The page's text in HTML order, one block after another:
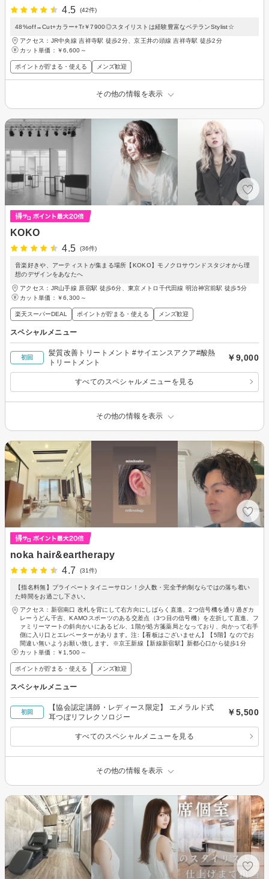
4.5
(42件)
48%off→Cut+カラー+Tr￥7900◎スタイリストは経験豊富なベテランStylist☆
アクセス：JR中央線 吉祥寺駅 徒歩2分、京王井の頭線 吉祥寺駅 徒歩2分
カット単価： ￥6,600～
ポイントが貯まる・使える メンズ歓迎
その他の情報を表示
KOKO
4.5
(36件)
音楽好きや、アーティストが集まる場所【KOKO】モノクロサウンドスタジオから理
想のデザインをあなたへ
アクセス：JR山手線 原宿駅 徒歩6分、東京メトロ千代田線 明治神宮前駅 徒歩5分
カット単価： ￥6,300～
楽天スーパーDEAL ポイントが貯まる・使える メンズ歓迎
スペシャルメニュー
初回
髪質改善トリートメント #サイエンスアクア#酸熱
トリートメント
￥9,000
すべてのスペシャルメニューを見る
その他の情報を表示
noka hair&eartherapy
4.7
(31件)
【指名料無】プライベートタイニーサロン！少人数・完全予約制ならではの落ち着い
た時間をお過ごし下さい。
アクセス：新宿南口 改札を背にして右方向にしばらく直進、2つ信号機を通り過ぎカ
レーうどん千吉、KAMOスポーツのある交差点（3つ目の信号機）を左折して直進、フ
ァミリーマートの斜向かいにあるビル、1階が処方箋薬局となっており、向かって右手
側に入り口とエレベーターがあります。注:【看板はございません】【5階】なのでお
間違い無いようお願い致します。※京王新線【新線新宿駅】新都心口から徒歩1分
カット単価： ￥1,500～
ポイントが貯まる・使える メンズ歓迎
スペシャルメニュー
初回
【協会認定講師・レディース限定】 エメラルド式
耳つぼリフレクソロジー
￥5,500
すべてのスペシャルメニューを見る
その他の情報を表示